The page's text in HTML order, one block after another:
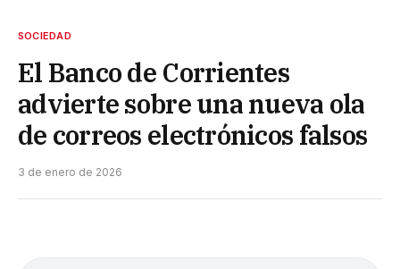
SOCIEDAD
El Banco de Corrientes
advierte sobre una nueva ola
de correos electrónicos falsos
3 de enero de 2026